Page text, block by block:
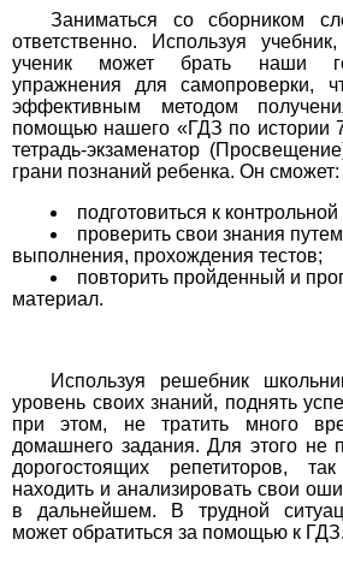
1
2 3 4 5 6 7
Химия
1
2 3 4 5 6 7
1
2 3 4 5 6 7
Экономика
1
2 3 4 5 6 7
Заниматься со сборником
ответственно. Используя
ученик может брать наши
упражнения для самопроверки,
эффективным методом
помощью нашего «ГДЗ по истории
тетрадь-экзаменатор
грани познаний ребенка. Он сможет:
подготовиться к
проверить свои знания
выполнения, прохождения тестов;
повторить пройденный и
материал.
Используя решебник
уровень своих знаний, поднять
при этом, не тратить много
домашнего задания. Для этого не
дорогостоящих репетиторов,
находить и анализировать свои
в дальнейшем. В трудной
может обратиться за помощью к ГДЗ.